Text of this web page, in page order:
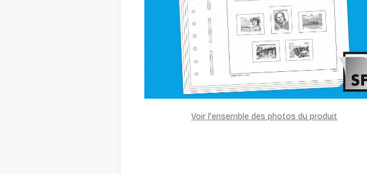
Voir l'ensemble des photos du produit